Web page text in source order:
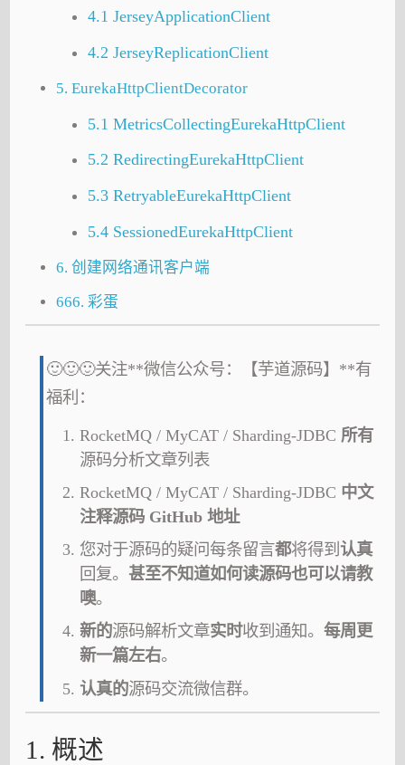
4.1 JerseyApplicationClient
4.2 JerseyReplicationClient
5. EurekaHttpClientDecorator
5.1 MetricsCollectingEurekaHttpClient
5.2 RedirectingEurekaHttpClient
5.3 RetryableEurekaHttpClient
5.4 SessionedEurekaHttpClient
6. 创建网络通讯客户端
666. 彩蛋
🙂🙂🙂关注**微信公众号：【芋道源码】**有
福利：
RocketMQ / MyCAT / Sharding-JDBC 所有
源码分析文章列表
RocketMQ / MyCAT / Sharding-JDBC 中文
注释源码 GitHub 地址
您对于源码的疑问每条留言都将得到 认真
回复。 甚至不知道如何读源码也可以请教
噢。
新的源码解析文章实时收到通知。每周更
新一篇左右。
认真的源码交流微信群。
1. 概述